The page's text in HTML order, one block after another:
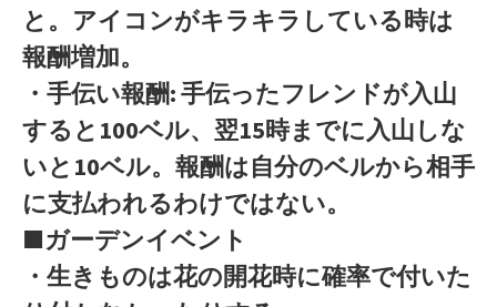
と。アイコンがキラキラしている時は
報酬増加。
・手伝い報酬: 手伝ったフレンドが入山
すると100ベル、翌15時までに入山しな
いと10ベル。報酬は自分のベルから相手
に支払われるわけではない。
■ガーデンイベント
・生きものは花の開花時に確率で付いた